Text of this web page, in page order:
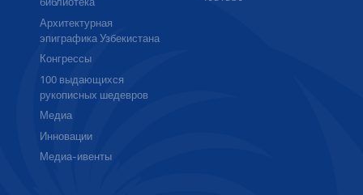
библиотека
Архитектурная
эпиграфика Узбекистана
Конгрессы
100 выдающихся
рукописных шедевров
Медиа
Инновации
Медиа-ивенты